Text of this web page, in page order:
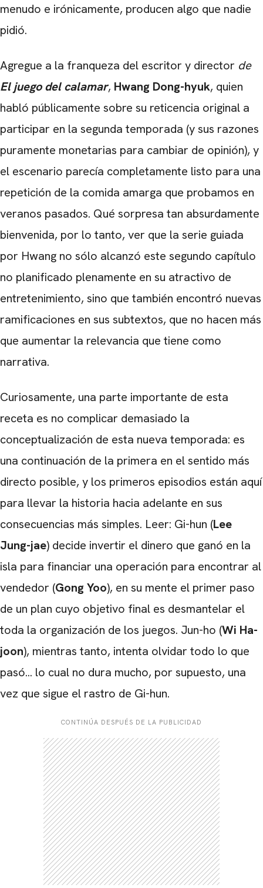
menudo e irónicamente, producen algo que nadie
pidió.
Agregue a la franqueza del escritor y director de
El juego del calamar, Hwang Dong-hyuk, quien
habló públicamente sobre su reticencia original a
participar en la segunda temporada (y sus razones
puramente monetarias para cambiar de opinión), y
el escenario parecía completamente listo para una
repetición de la comida amarga que probamos en
veranos pasados. Qué sorpresa tan absurdamente
bienvenida, por lo tanto, ver que la serie guiada
por Hwang no sólo alcanzó este segundo capítulo
no planificado plenamente en su atractivo de
entretenimiento, sino que también encontró nuevas
ramificaciones en sus subtextos, que no hacen más
que aumentar la relevancia que tiene como
narrativa.
Curiosamente, una parte importante de esta
receta es no complicar demasiado la
conceptualización de esta nueva temporada: es
una continuación de la primera en el sentido más
directo posible, y los primeros episodios están aquí
para llevar la historia hacia adelante en sus
consecuencias más simples. Leer: Gi-hun (Lee
Jung-jae) decide invertir el dinero que ganó en la
isla para financiar una operación para encontrar al
vendedor (Gong Yoo), en su mente el primer paso
de un plan cuyo objetivo final es desmantelar el
toda la organización de los juegos. Jun-ho (Wi Ha-
joon), mientras tanto, intenta olvidar todo lo que
pasó... lo cual no dura mucho, por supuesto, una
vez que sigue el rastro de Gi-hun.
CONTINÚA DESPUÉS DE LA PUBLICIDAD